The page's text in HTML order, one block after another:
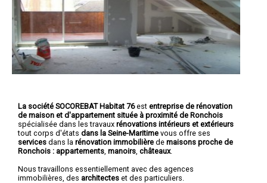
La société SOCOREBAT Habitat 76est entreprise de rénovation
de maison et d'appartement située à proximité de Ronchois
spécialisée dans les travaux rénovations intérieurs et extérieurs
tout corps d'états dans la Seine-Maritime vous offre ses
services dans la rénovation immobilière de maisons proche de
Ronchois : appartements manoirs châteaux.
Nous travaillons essentiellement avec des agences
immobilières, des architectes et des particuliers.